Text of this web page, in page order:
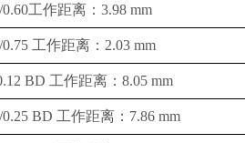
工作距离：3.98 mm
工作距离：2.03 mm
BD 工作距离：8.05 mm
BD 工作距离：7.86 mm